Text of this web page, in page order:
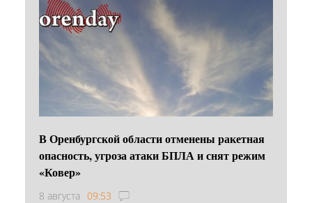
В Оренбургской области отменены ракетная
опасность, угроза атаки БПЛА и снят режим
«Ковер»
8 августа 09:53